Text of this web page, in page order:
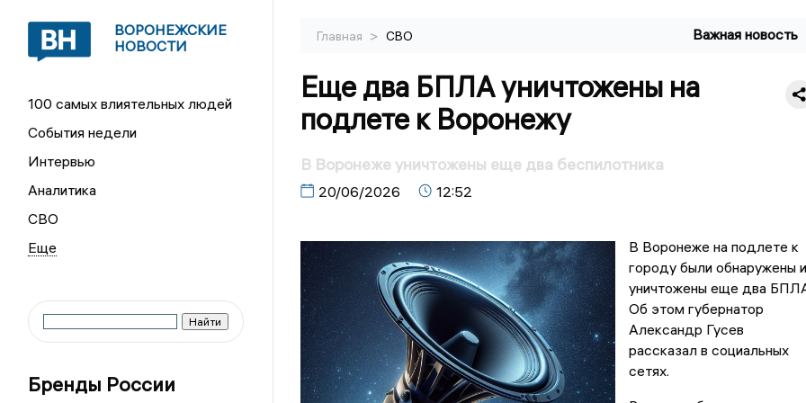
ВОРОНЕЖСКИЕ
НОВОСТИ
100 самых влиятельных людей
События недели
Интервью
Аналитика
СВО
Бренды России
Главная > СВО Важная новость
Еще два БПЛА уничтожены на
подлете к Воронежу
В Воронеже уничтожены еще два беспилотника
20/06/2026 12:52
В Воронеже на подлете к
городу были обнаружены и
уничтожены еще два
Об этом губернатор
Александр Гусев
рассказал в социальных
сетях.